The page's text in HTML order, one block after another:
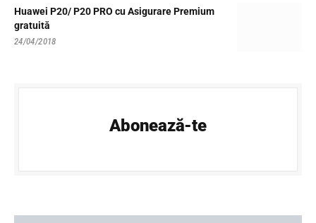
Huawei P20/ P20 PRO cu Asigurare Premium
gratuită
24/04/2018
Abonează-te